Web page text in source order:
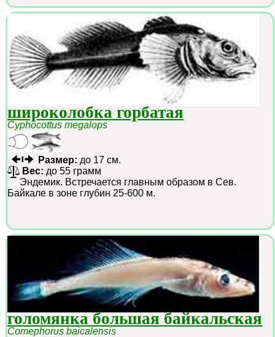
широколобка горбатая
Cyphocottus megalops
Размер: до 17 см.
Вес: до 55 грамм
Эндемик. Встречается главным образом в Сев.
Байкале в зоне глубин 25-600 м.
голомянка большая байкальская
Comephorus baicalensis